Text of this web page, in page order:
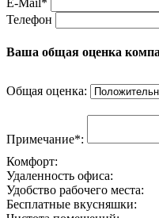
E-Mail*
Телефон
Ваша общая оценка
Общая оценка:
Примечание*:
Комфорт:
Удаленность офиса:
Удобство рабочего места:
Бесплатные вкусняшки: